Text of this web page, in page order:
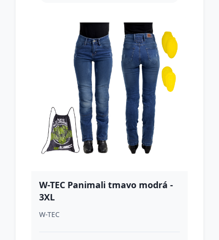
W-TEC Panimali tmavo modrá -
3XL
W-TEC